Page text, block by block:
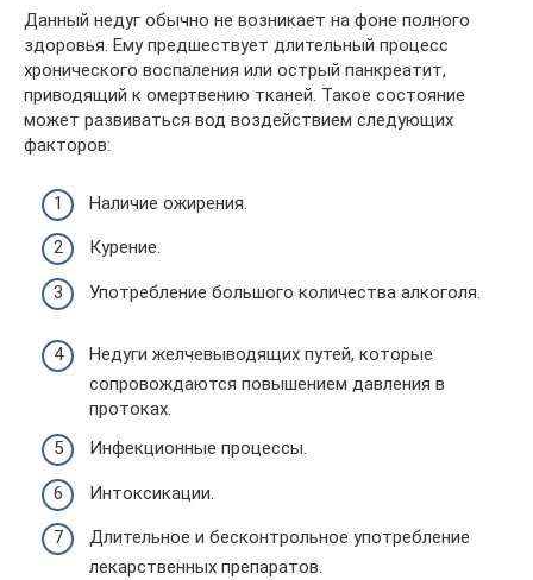
Данный недуг обычно не возникает на фоне полного
здоровья. Ему предшествует длительный процесс
хронического воспаления или острый панкреатит,
приводящий к омертвению тканей. Такое состояние
может развиваться вод воздействием следующих
факторов:
Наличие ожирения.
Курение.
Употребление большого количества алкоголя.
Недуги желчевыводящих путей, которые
сопровождаются повышением давления в
протоках.
Инфекционные процессы.
Интоксикации.
Длительное и бесконтрольное употребление
лекарственных препаратов.